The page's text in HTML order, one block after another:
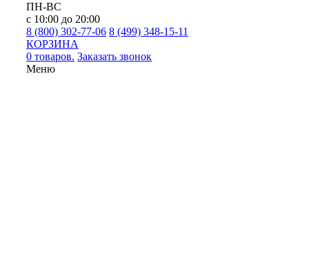
ПН-ВС
с 10:00 до 20:00
8 (800) 302-77-06 8 (499) 348-15-11
КОРЗИНА
0 товаров. Заказать звонок
Меню